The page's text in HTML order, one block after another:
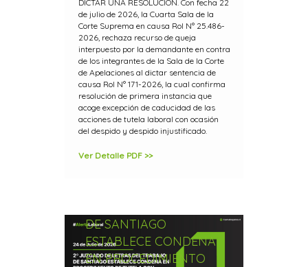
DICTAR UNA RESOLUCIÓN. Con fecha 22
de julio de 2026, la Cuarta Sala de la
Corte Suprema en causa Rol N° 25.486-
2026, rechaza recurso de queja
interpuesto por la demandante en contra
de los integrantes de la Sala de la Corte
de Apelaciones al dictar sentencia de
causa Rol N° 171-2026, la cual confirma
resolución de primera instancia que
acoge excepción de caducidad de las
acciones de tutela laboral con ocasión
del despido y despido injustificado.
Ver Detalle PDF >>
DE SANTIAGO
ESTABLECE CONDENA
EN PROCEDIMIENTO